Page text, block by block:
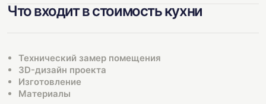
Что входит в стоимость кухни
Технический замер помещения
3D-дизайн проекта
Изготовление
Материалы